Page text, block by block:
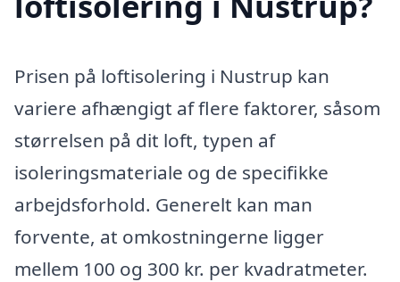
Prisen på loftisolering i Nustrup kan
variere afhængigt af flere faktorer, såsom
størrelsen på dit loft, typen af
isoleringsmateriale og de specifikke
arbejdsforhold. Generelt kan man
forvente, at omkostningerne ligger
mellem 100 og 300 kr. per kvadratmeter.